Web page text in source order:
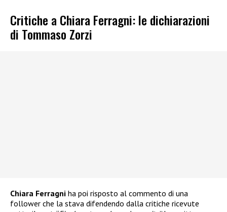
Critiche a Chiara Ferragni: le dichiarazioni
di Tommaso Zorzi
Chiara Ferragni ha poi risposto al commento di una
follower che la stava difendendo dalla critiche ricevute